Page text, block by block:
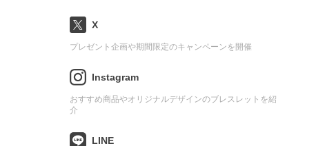
X
プレゼント企画や期間限定のキャンペーンを開催
Instagram
おすすめ商品やオリジナルデザインのブレスレットを紹
介
LINE